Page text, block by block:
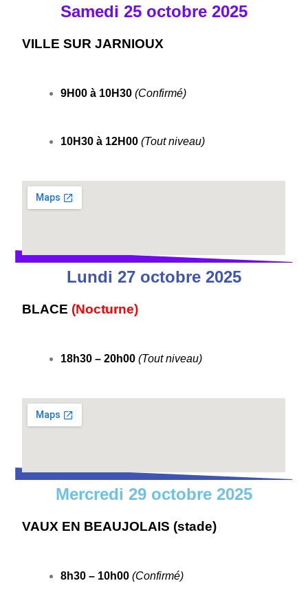
Samedi 25 octobre 2025
VILLE SUR JARNIOUX
9H00 à 10H30(Confirmé)
10H30 à 12H00(Tout niveau)
Lundi 27 octobre 2025
BLACE (Nocturne)
18h30 – 20h00(Tout niveau)
Mercredi 29 octobre 2025
VAUX EN BEAUJOLAIS (stade)
8h30 – 10h00(Confirmé)